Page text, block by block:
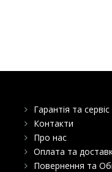
Гарантія та сервіс
Контакти
Про нас
Оплата та
Повернення та